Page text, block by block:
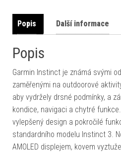
Popis Další informace
Popis
Garmin Instinct je známá svými
zaměřenými na outdoorové
aby vydržely drsné podmínky, a
kondice, navigaci a chytré
vylepšený design a pokročilé
standardního modelu Instinct 3.
AMOLED displejem, kovem